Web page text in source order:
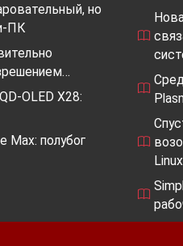
но
ПК
OLED X28:
Max: полубог